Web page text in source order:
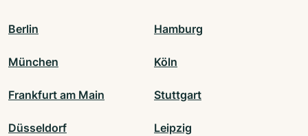
Berlin Hamburg
München Köln
Frankfurt am Main Stuttgart
Düsseldorf Leipzig